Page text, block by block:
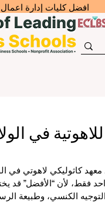
افضل كليات إدارة اعمال
في
كاثوليكي لاهوتي في
فقط، لأن “الأفضل” قد
الكنسي، وطبيعة